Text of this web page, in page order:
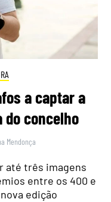
a captar a
do concelho
Mendonça
até três imagens
entre os 400 e
edição